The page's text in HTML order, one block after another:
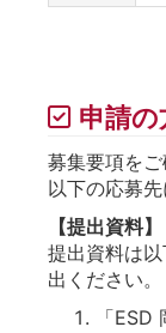
申請の
募集要項を
以下の応募先
【提出資料】
提出資料は
出ください。
「